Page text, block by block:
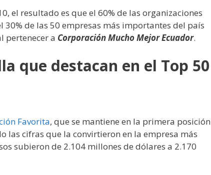
el resultado es que el 60% de las organizaciones
de las 50 empresas más importantes del país
pertenecer a Corporación Mucho Mejor Ecuador.
que destacan en el Top 50
Favorita, que se mantiene en la primera posición
las cifras que la convirtieron en la empresa más
subieron de 2.104 millones de dólares a 2.170